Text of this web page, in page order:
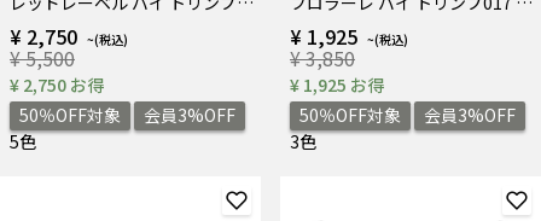
¥ 2,750
¥ 5,500
¥ 2,750 お得
50％OFF対象
会員3%OFF
5色
¥ 1,925
¥ 3,850
¥ 1,925 お得
50％OFF対象
会員3%OFF
3色